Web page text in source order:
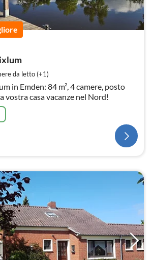
da letto (+1)
in Emden: 84 m², 4 camere, posto
vostra casa vacanze nel Nord!